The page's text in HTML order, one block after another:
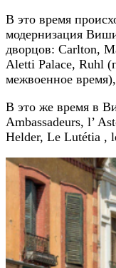
В это время
модернизация
дворцов: Carlton,
Aletti Palace, Ruhl
межвоенное
В это же время в
Ambassadeurs, l’
Helder, Le Lutétia ,